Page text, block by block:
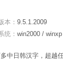
本： 9.5.1.2009
统： win2000 /
中日韩汉字，超越